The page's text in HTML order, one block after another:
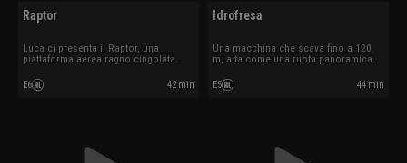
Raptor
Luca ci presenta il Raptor, una
piattaforma aerea ragno cingolata.
E6 42 min
Idrofresa
Una macchina che scava fino a 120
m, alta come una ruota panoramica.
E5 44 min